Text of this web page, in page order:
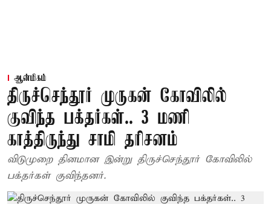
ஆன்மிகம்
திருச்செந்தூர் முருகன் கோவிலில்
குவிந்த பக்தர்கள்.. 3 மணி
காத்திருந்து சாமி தரிசனம்
விடுமுறை தினமான இன்று திருச்செந்தூர் கோவிலில்
பக்தர்கள் குவிந்தனர்.